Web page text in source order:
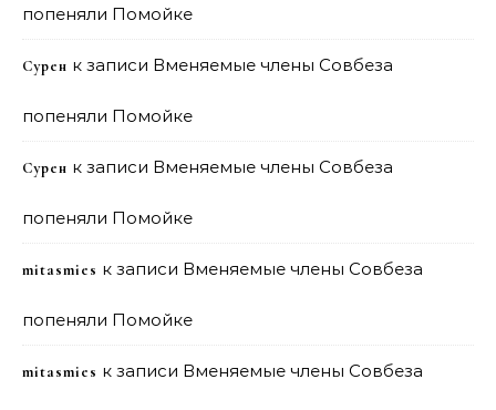
попеняли Помойке
Сурен к записи Вменяемые члены Совбеза
попеняли Помойке
Сурен к записи Вменяемые члены Совбеза
попеняли Помойке
mitasmies к записи Вменяемые члены Совбеза
попеняли Помойке
mitasmies к записи Вменяемые члены Совбеза